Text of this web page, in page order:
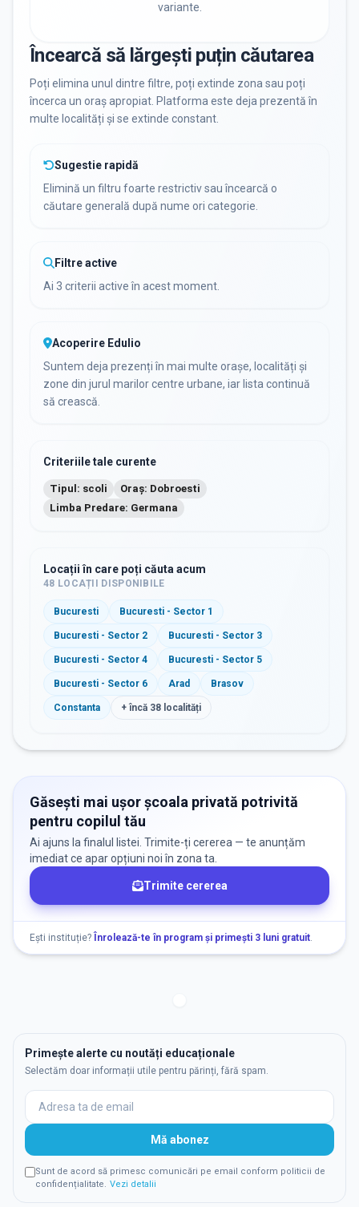
Resetează filtrele
variante.
Încearcă să lărgești puțin căutarea
Poți elimina unul dintre filtre, poți extinde zona sau poți
încerca un oraș apropiat. Platforma este deja prezentă în
multe localități și se extinde constant.
Sugestie rapidă
Elimină un filtru foarte restrictiv sau încearcă o
căutare generală după nume ori categorie.
Filtre active
Ai 3 criterii active în acest moment.
Acoperire Edulio
Suntem deja prezenți în mai multe orașe, localități și
zone din jurul marilor centre urbane, iar lista continuă
să crească.
Criteriile tale curente
Tipul: scoli
Oraș: Dobroesti
Limba Predare: Germana
Locații în care poți căuta acum
48 LOCAȚII DISPONIBILE
Bucuresti Bucuresti - Sector 1
Bucuresti - Sector 2 Bucuresti - Sector 3
Bucuresti - Sector 4 Bucuresti - Sector 5
Bucuresti - Sector 6 Arad Brasov
Constanta + încă 38 localități
Găsești mai ușor școala privată potrivită
pentru copilul tău
Ai ajuns la finalul listei. Trimite-ți cererea — te anunțăm
imediat ce apar opțiuni noi în zona ta.
Trimite cererea
Ești instituție? Înrolează-te în program și primești 3 luni gratuit.
Primește alerte cu noutăți educaționale
Selectăm doar informații utile pentru părinți, fără spam.
Mă abonez
Sunt de acord să primesc comunicări pe email conform politicii de
confidențialitate. Vezi detalii